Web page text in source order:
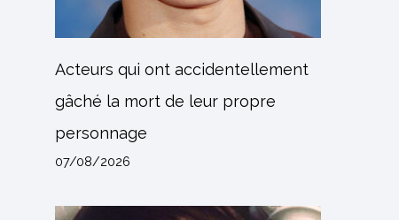
Acteurs qui ont accidentellement
gâché la mort de leur propre
personnage
07/08/2026